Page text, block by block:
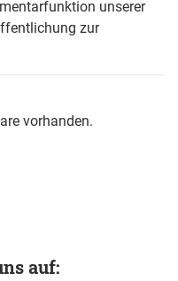
unserer
zur
vorhanden.
auf: